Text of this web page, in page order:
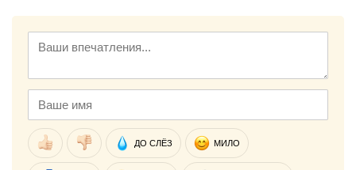
ДО СЛЁЗ МИЛО